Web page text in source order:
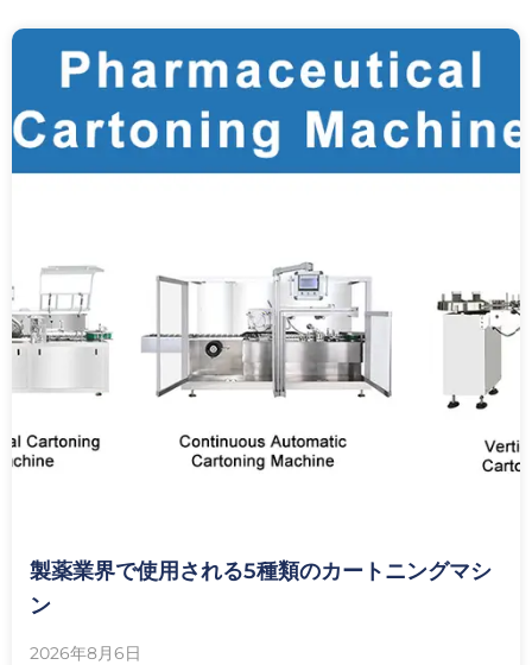
製薬業界で使用される5種類のカートニングマシ
ン
2026年8月6日